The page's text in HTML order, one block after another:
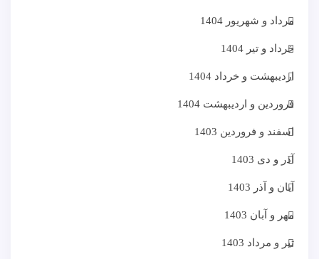
مرداد و شهریور 1404
خرداد و تیر 1404
اردیبهشت و خرداد 1404
فروردین و اردیبهشت 1404
اسفند و فروردین 1403
آذر و دی 1403
آبان و آذر 1403
مهر و آبان 1403
تیر و مرداد 1403